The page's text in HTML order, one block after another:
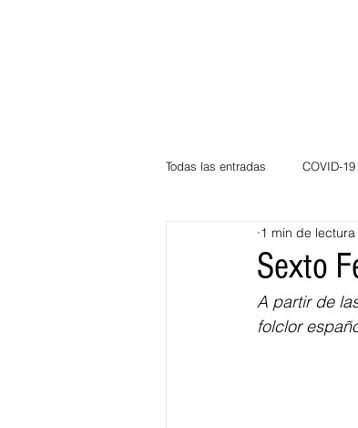
Todas las entradas COVID-19
Atlántico
Bloggeros
Sexto
1 min de lectura
A partir de
folclor